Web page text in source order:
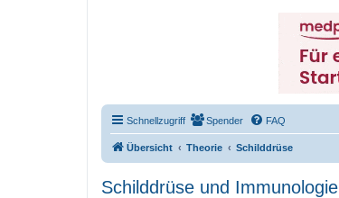
Schnellzugriff Spender FAQ
Übersicht Theorie Schilddrüse
Schilddrüse und Immunologie